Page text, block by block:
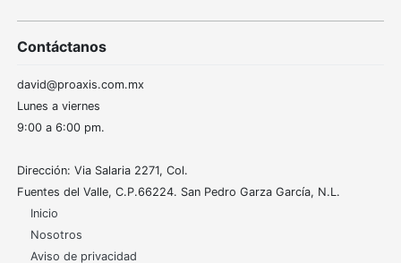
Contáctanos
david@proaxis.com.mx
Lunes a viernes
9:00 a 6:00 pm.
Dirección: Via Salaria 2271, Col.
Fuentes del Valle, C.P.66224. San Pedro Garza García, N.L.
Inicio
Nosotros
Aviso de privacidad